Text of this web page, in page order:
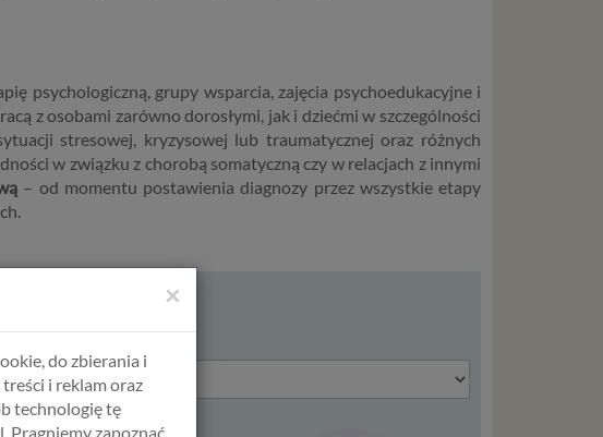
psychologiczną, grupy wsparcia, zajęcia psychoedukacyjne i
z osobami zarówno dorosłymi, jak i dziećmiw szczególności
stresowej, kryzysowej lub traumatycznej oraz różnych
w związku z chorobą somatyczną czy w relacjach z innymi
– od momentu postawienia diagnozy przez wszystkie etapy
I TERMIN
×
do zbierania i
i reklam oraz
technologię tę
Pragniemy zapoznać